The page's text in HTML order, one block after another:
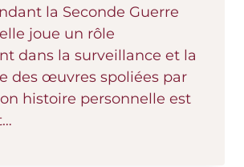
la Seconde Guerre
joue un rôle
dans la surveillance et la
des œuvres spoliées par
histoire personnelle est